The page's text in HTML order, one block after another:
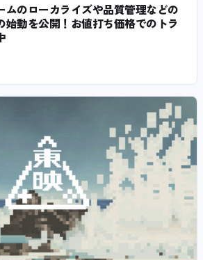
ムのローカライズや品質管理などの
始動を公開！お値打ち価格でのトラ